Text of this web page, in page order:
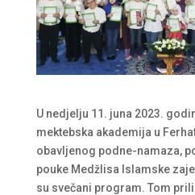
U nedjelju 11. juna 2023.
mektebska akademija u
obavljenog podne-namaza,
pouke Medžlisa Islamske
su svečani program. Tom